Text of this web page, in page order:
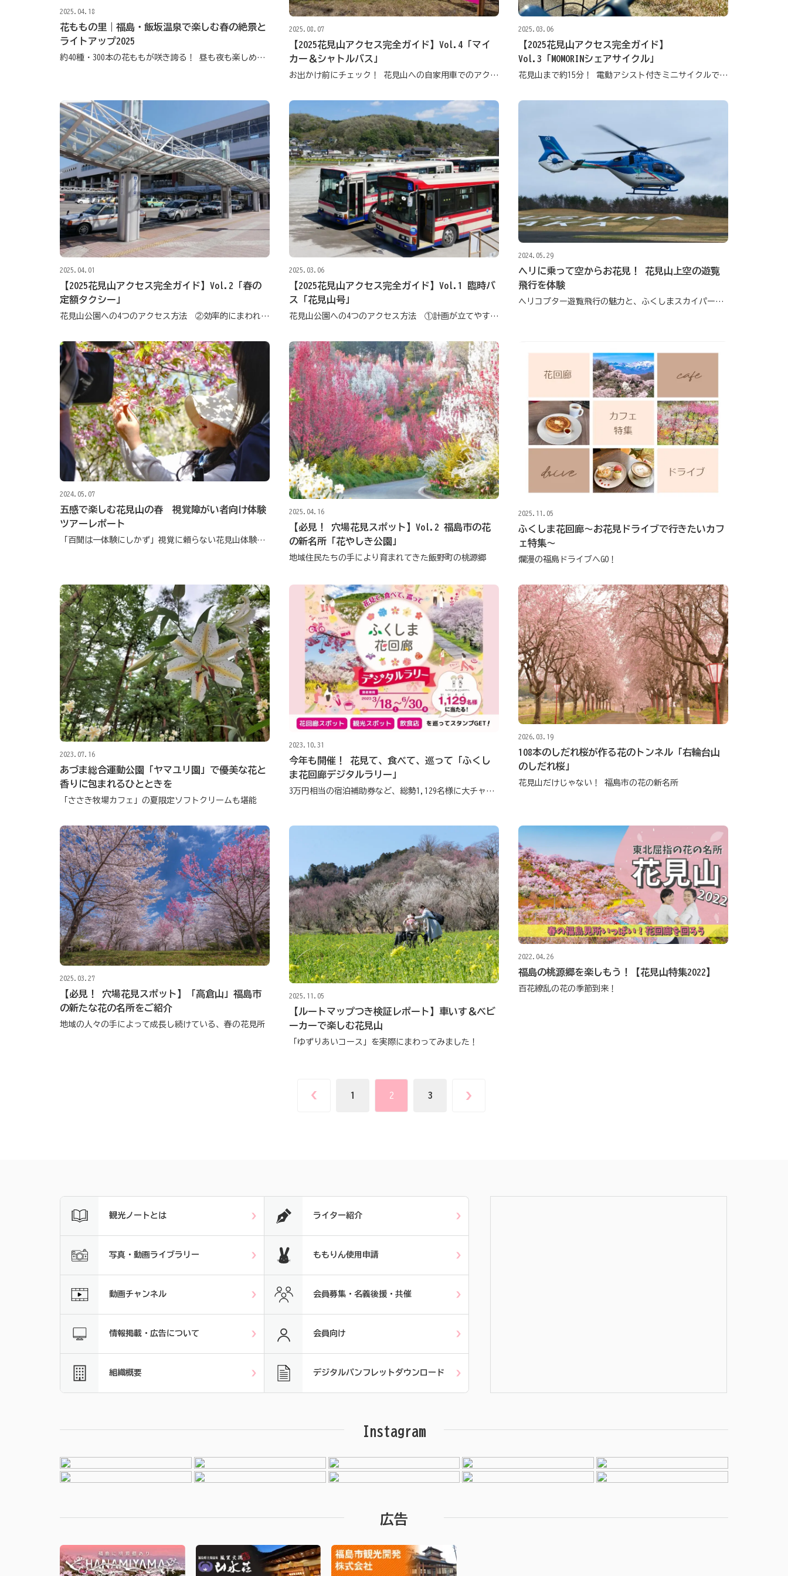
2025.04.18
花ももの里｜福島・飯坂温泉で楽しむ春の絶景と
ライトアップ2025
約40種・300本の花ももが咲き誇る！ 昼も夜も楽しめる春の飯坂温泉へ行こう
2025.08.07
【2025花見山アクセス完全ガイド】Vol.4「マイ
カー＆シャトルバス」
お出かけ前にチェック！ 花見山への自家用車でのアクセス方法
2025.03.06
【2025花見山アクセス完全ガイド】
Vol.3「MOMORINシェアサイクル」
花見山まで約15分！ 電動アシスト付きミニサイクルで花見山まで行ってみよう
2025.04.01
【2025花見山アクセス完全ガイド】Vol.2「春の
定額タクシー」
花見山公園への4つのアクセス方法 ②効率的にまわれるお得な定額タクシー
2025.03.06
【2025花見山アクセス完全ガイド】Vol.1 臨時バ
ス「花見山号」
花見山公園への4つのアクセス方法 ①計画が立てやすい臨時バス
2024.05.29
ヘリに乗って空からお花見！ 花見山上空の遊覧
飛行を体験
ヘリコプター遊覧飛行の魅力と、ふくしまスカイパーク発着ツアーについて
2024.05.07
五感で楽しむ花見山の春 視覚障がい者向け体験
ツアーレポート
「百聞は一体験にしかず」視覚に頼らない花見山体験を企画
2025.04.16
【必見！ 穴場花見スポット】Vol.2 福島市の花
の新名所「花やしき公園」
地域住民たちの手により育まれてきた飯野町の桃源郷
2025.11.05
ふくしま花回廊～お花見ドライブで行きたいカフ
ェ特集～
爛漫の福島ドライブへGO！
2023.07.16
あづま総合運動公園「ヤマユリ園」で優美な花と
香りに包まれるひとときを
「ささき牧場カフェ」の夏限定ソフトクリームも堪能
2023.10.31
今年も開催！ 花見て、食べて、巡って「ふくし
ま花回廊デジタルラリー」
3万円相当の宿泊補助券など、総勢1,129名様に大チャンス！
2026.03.19
108本のしだれ桜が作る花のトンネル「右輪台山
のしだれ桜」
花見山だけじゃない！ 福島市の花の新名所
2025.03.27
【必見！ 穴場花見スポット】「高倉山」福島市
の新たな花の名所をご紹介
地域の人々の手によって成長し続けている、春の花見所
2025.11.05
【ルートマップつき検証レポート】車いす＆ベビ
ーカーで楽しむ花見山
「ゆずりあいコース」を実際にまわってみました！
2022.04.26
福島の桃源郷を楽しもう！【花見山特集2022】
百花繚乱の花の季節到来！
1 2 3
観光ノートとは
写真・動画ライブラリー
動画チャンネル
情報掲載・広告について
組織概要
ライター紹介
ももりん使用申請
会員募集・名義後援・共催
会員向け
デジタルパンフレットダウンロード
Instagram
広告